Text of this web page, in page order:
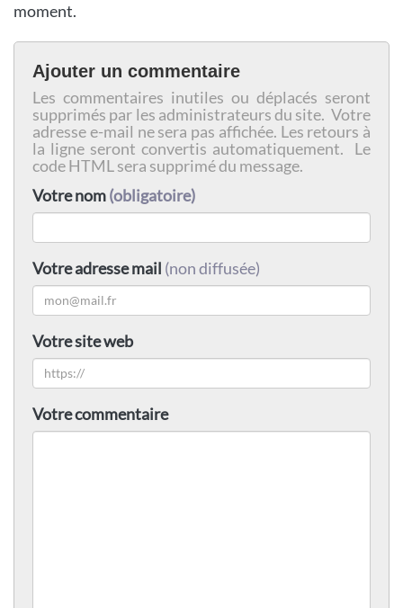
moment.
Ajouter un commentaire
Les commentaires inutiles ou déplacés seront
supprimés par les administrateurs du site. Votre
adresse e-mail ne sera pas affichée. Les retours à
la ligne seront convertis automatiquement. Le
code HTML sera supprimé du message.
Votre nom(obligatoire)
Votre adresse mail (non diffusée)
Votre site web
Votre commentaire